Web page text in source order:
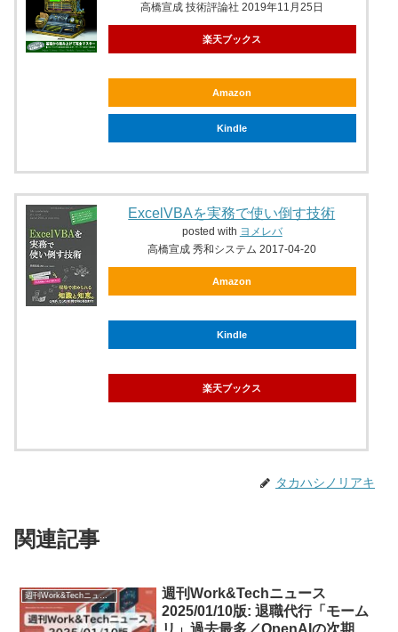
高橋宣成 技術評論社 2019年11月25日
楽天ブックス
Amazon
Kindle
ExcelVBAを実務で使い倒す技術
posted with ヨメレバ
高橋宣成 秀和システム 2017-04-20
Amazon
Kindle
楽天ブックス
タカハシノリアキ
関連記事
週刊Work&Techニュース
週刊Work&Techニュース
2025/01/10版: 退職代行「モーム
リ」過去最多／OpenAIの次期最